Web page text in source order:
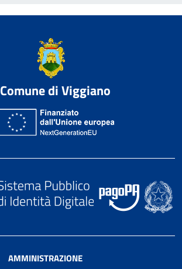
Comune di Viggiano
AMMINISTRAZIONE